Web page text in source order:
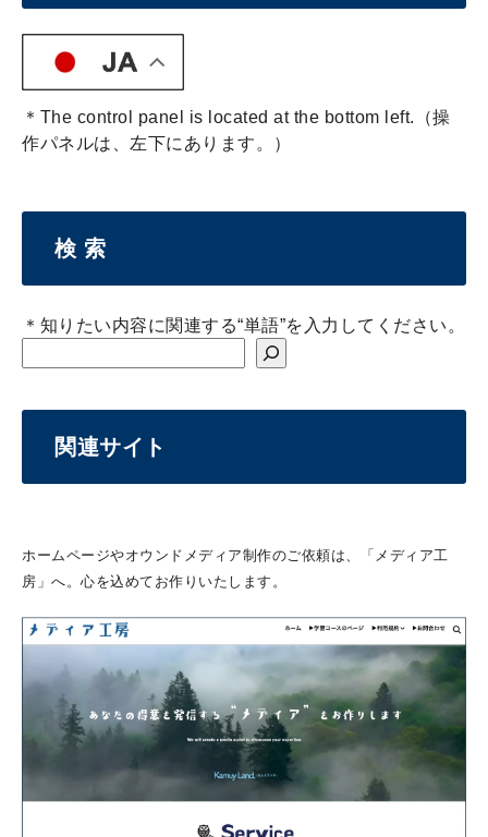
＊The control panel is located at the bottom left.（操
作パネルは、左下にあります。）
検 索
＊知りたい内容に関連する“単語”を入力してください。
関連サイト
ホームページやオウンドメディア制作のご依頼は、「メディア工
房」へ。心を込めてお作りいたします。